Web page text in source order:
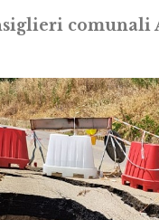
comunali